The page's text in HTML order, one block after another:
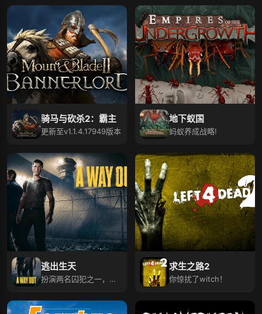
战。
骑马与砍杀2：霸主
更新至v1.1.4.17949版本
地下蚁国
蚂蚁养成战略!
逃出生天
扮演两名囚犯之一，逃
求生之路2
你惊扰了witch！